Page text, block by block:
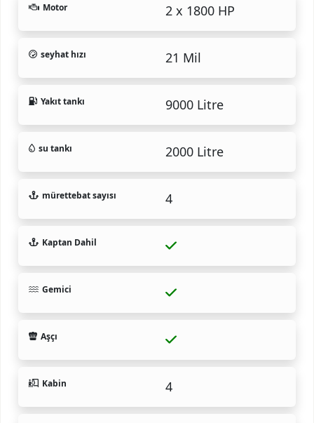
Motor 2 x 1800 HP
seyhat hızı 21 Mil
Yakıt tankı 9000 Litre
su tankı 2000 Litre
mürettebat sayısı 4
Kaptan Dahil
Gemici
Aşçı
Kabin 4